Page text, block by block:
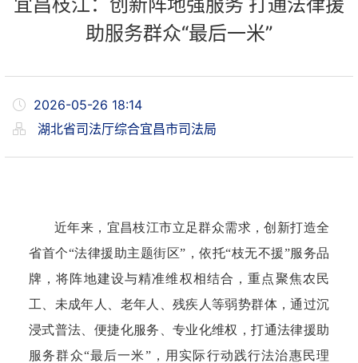
助服务群众“最后一米”
2026-05-26 18:14
湖北省司法厅综合宜昌市司法局
近年来，宜昌枝江市立足群众需求，创新打造全
省首个“法律援助主题街区”，依托“枝无不援”服务品
牌，将阵地建设与精准维权相结合，重点聚焦农民
工、未成年人、老年人、残疾人等弱势群体，通过沉
浸式普法、便捷化服务、专业化维权，打通法律援助
服务群众“最后一米”，用实际行动践行法治惠民理